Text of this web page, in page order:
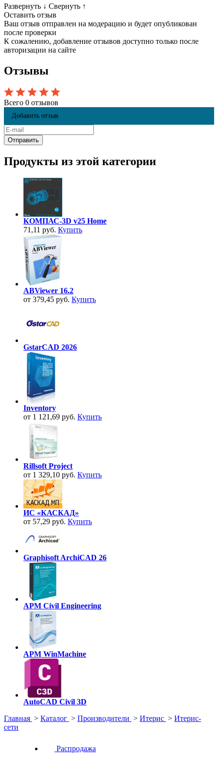
Развернуть ↓ Свернуть ↑
Оставить отзыв
Ваш отзыв отправлен на модерацию и будет опубликован
после проверки
К сожалению, добавление отзывов доступно только после
авторизации на сайте
Отзывы
Всего 0 отзывов
Добавить отзыв
Продукты из этой категории
КОМПАС-3D v25 Home
71,11 руб. Купить
ABViewer 16.2
от 379,45 руб. Купить
GstarCAD 2026
Inventory
от 1 121,69 руб. Купить
Rillsoft Project
от 1 329,10 руб. Купить
ИС «КАСКАД»
от 57,29 руб. Купить
Graphisoft ArchiCAD 26
APM Civil Engineering
APM WinMachine
AutoCAD Civil 3D
Главная > Каталог > Производители > Итерис > Итерис-
сети
Распродажа